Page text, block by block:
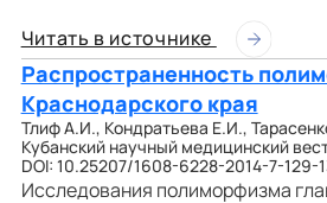
Читать в источнике
Распространенность
Краснодарского края
Тлиф А.И., Кондратьева Е.И.,
Кубанский научный медицинский
DOI: 10.25207/1608-6228-2014-7-129-
Исследования полиморфизма